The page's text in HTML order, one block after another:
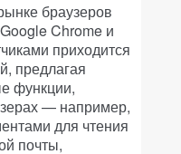
браузеров
Chrome и
приходится
предлагая
функции,
— например,
для чтения
почты,